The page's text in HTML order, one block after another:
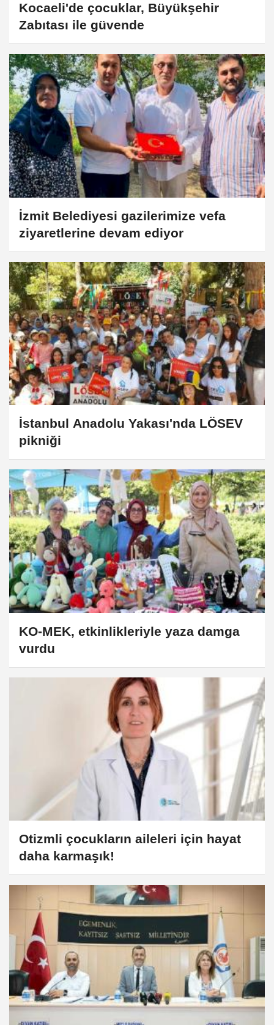
Kocaeli'de çocuklar, Büyükşehir
Zabıtası ile güvende
İzmit Belediyesi gazilerimize vefa
ziyaretlerine devam ediyor
İstanbul Anadolu Yakası'nda LÖSEV
pikniği
KO-MEK, etkinlikleriyle yaza damga
vurdu
Otizmli çocukların aileleri için hayat
daha karmaşık!